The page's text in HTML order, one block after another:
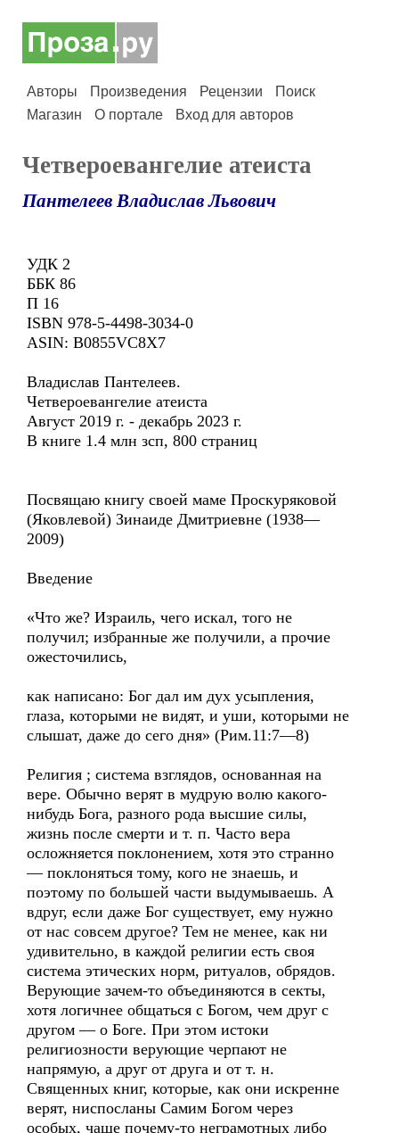
Авторы Произведения Рецензии
Поиск
Магазин
О портале Вход для авторов
Четвероевангелие атеиста
Пантелеев Владислав Львович
УДК 2
ББК 86
П 16
ISBN 978-5-4498-3034-0
ASIN: B0855VC8X7
Владислав Пантелеев.
Четвероевангелие атеиста
Август 2019 г. - декабрь 2023 г.
В книге 1.4 млн зсп, 800 страниц
Посвящаю книгу своей маме Проскуряковой
(Яковлевой) Зинаиде Дмитриевне (1938—
2009)
Введение
«Что же? Израиль, чего искал, того не
получил; избранные же получили, а прочие
ожесточились,
как написано: Бог дал им дух усыпления,
глаза, которыми не видят, и уши, которыми не
слышат, даже до сего дня» (Рим.11:7—8)
Религия ; система взглядов, основанная на
вере. Обычно верят в мудрую волю какого-
нибудь Бога, разного рода высшие силы,
жизнь после смерти и т. п. Часто вера
осложняется поклонением, хотя это странно
— поклоняться тому, кого не знаешь, и
поэтому по большей части выдумываешь. А
вдруг, если даже Бог существует, ему нужно
от нас совсем другое? Тем не менее, как ни
удивительно, в каждой религии есть своя
система этических норм, ритуалов, обрядов.
Верующие зачем-то объединяются в секты,
хотя логичнее общаться с Богом, чем друг с
другом — о Боге. При этом истоки
религиозности верующие черпают не
напрямую, а друг от друга и от т. н.
Священных книг, которые, как они искренне
верят, ниспосланы Самим Богом через
особых, чаще почему-то неграмотных либо